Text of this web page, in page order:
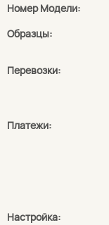
Номер Модели:
Образцы:
Перевозки:
Платежи:
Настройка: